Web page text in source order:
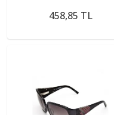
458,85 TL